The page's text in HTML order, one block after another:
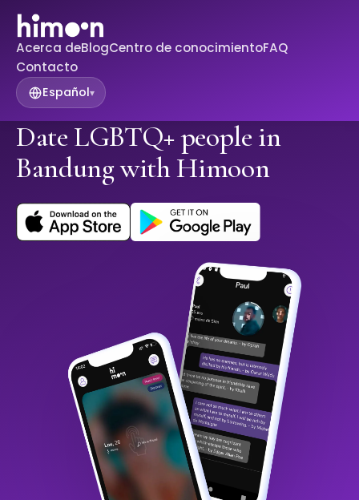
Acerca deBlogCentro de conocimientoFAQ
Contacto
Español▾
Date LGBTQ+ people in
Bandung with Himoon